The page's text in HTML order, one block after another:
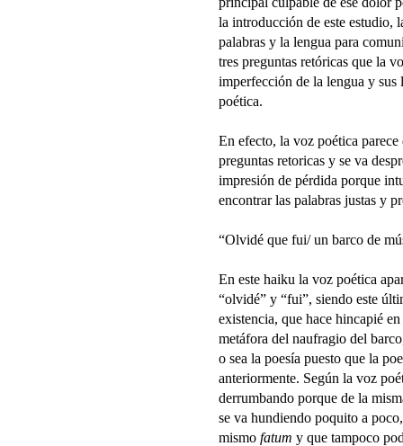
la introducción de este estudio,
palabras y la lengua para
tres preguntas retóricas que la
imperfección de la lengua y sus
poética.
En efecto, la voz poética
preguntas retoricas y se va
impresión de pérdida porque
encontrar las palabras justas y
“Olvidé que fui/ un barco de
En este haiku la voz poética
“olvidé” y “fui”, siendo este
existencia, que hace hincapié
metáfora del naufragio del
o sea la poesía puesto que la
anteriormente. Según la voz
derrumbando porque de la
se va hundiendo poquito a
mismo fatum y que tampoco